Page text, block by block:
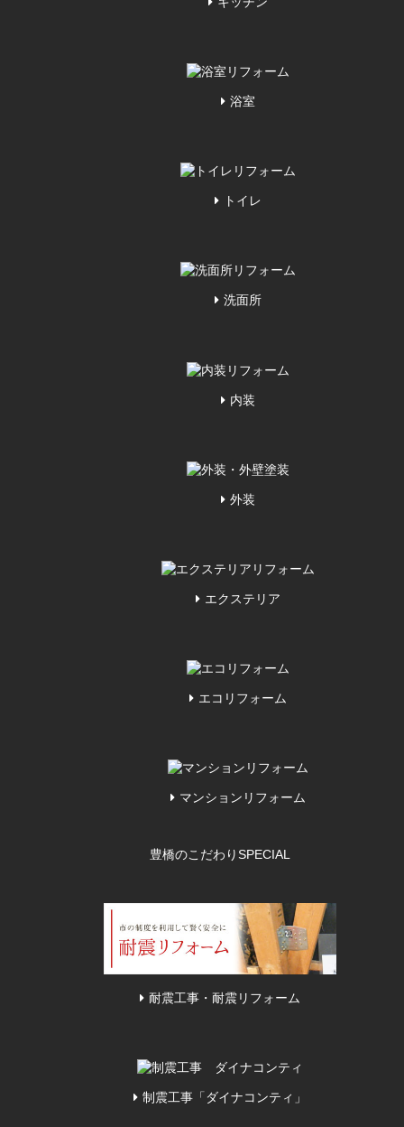
浴室
トイレ
洗面所
内装
外装
エクステリア
エコリフォーム
マンションリフォーム
豊橋のこだわりSPECIAL
耐震工事・耐震リフォーム
制震工事「ダイナコンティ」